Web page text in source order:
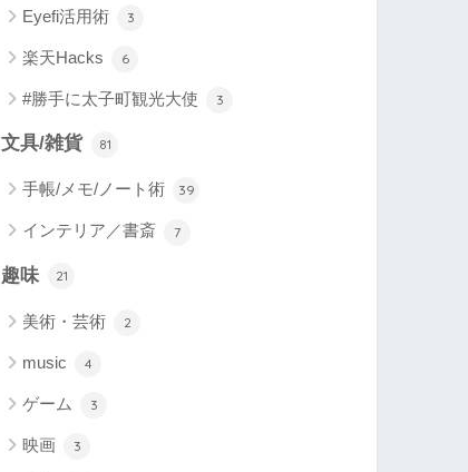
Eyefi活用術 3
楽天Hacks 6
#勝手に太子町観光大使 3
文具/雑貨 81
手帳/メモ/ノート術 39
インテリア／書斎 7
趣味 21
美術・芸術 2
music 4
ゲーム 3
映画 3